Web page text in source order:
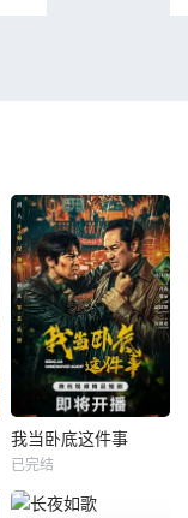
我当卧底这件事
已完结